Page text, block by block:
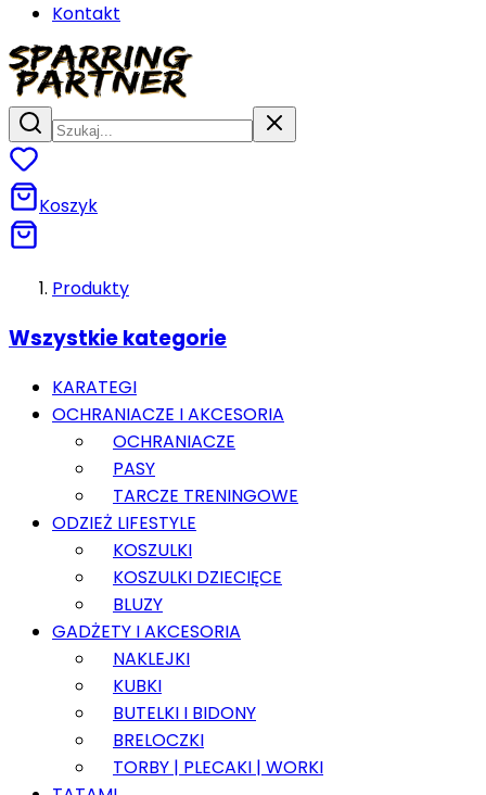
Kontakt
Koszyk
Produkty
Wszystkie kategorie
KARATEGI
OCHRANIACZE I AKCESORIA
OCHRANIACZE
PASY
TARCZE TRENINGOWE
ODZIEŻ LIFESTYLE
KOSZULKI
KOSZULKI DZIECIĘCE
BLUZY
GADŻETY I AKCESORIA
NAKLEJKI
KUBKI
BUTELKI I BIDONY
BRELOCZKI
TORBY | PLECAKI | WORKI